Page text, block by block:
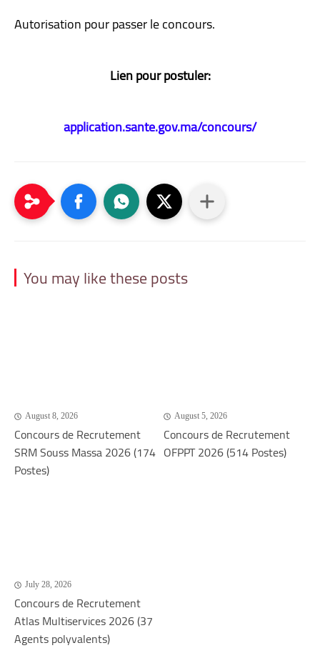
Autorisation pour passer le concours.
Lien pour postuler:
application.sante.gov.ma/concours/
You may like these posts
August 8, 2026
Concours de Recrutement
SRM Souss Massa 2026 (174
Postes)
August 5, 2026
Concours de Recrutement
OFPPT 2026 (514 Postes)
July 28, 2026
Concours de Recrutement
Atlas Multiservices 2026 (37
Agents polyvalents)